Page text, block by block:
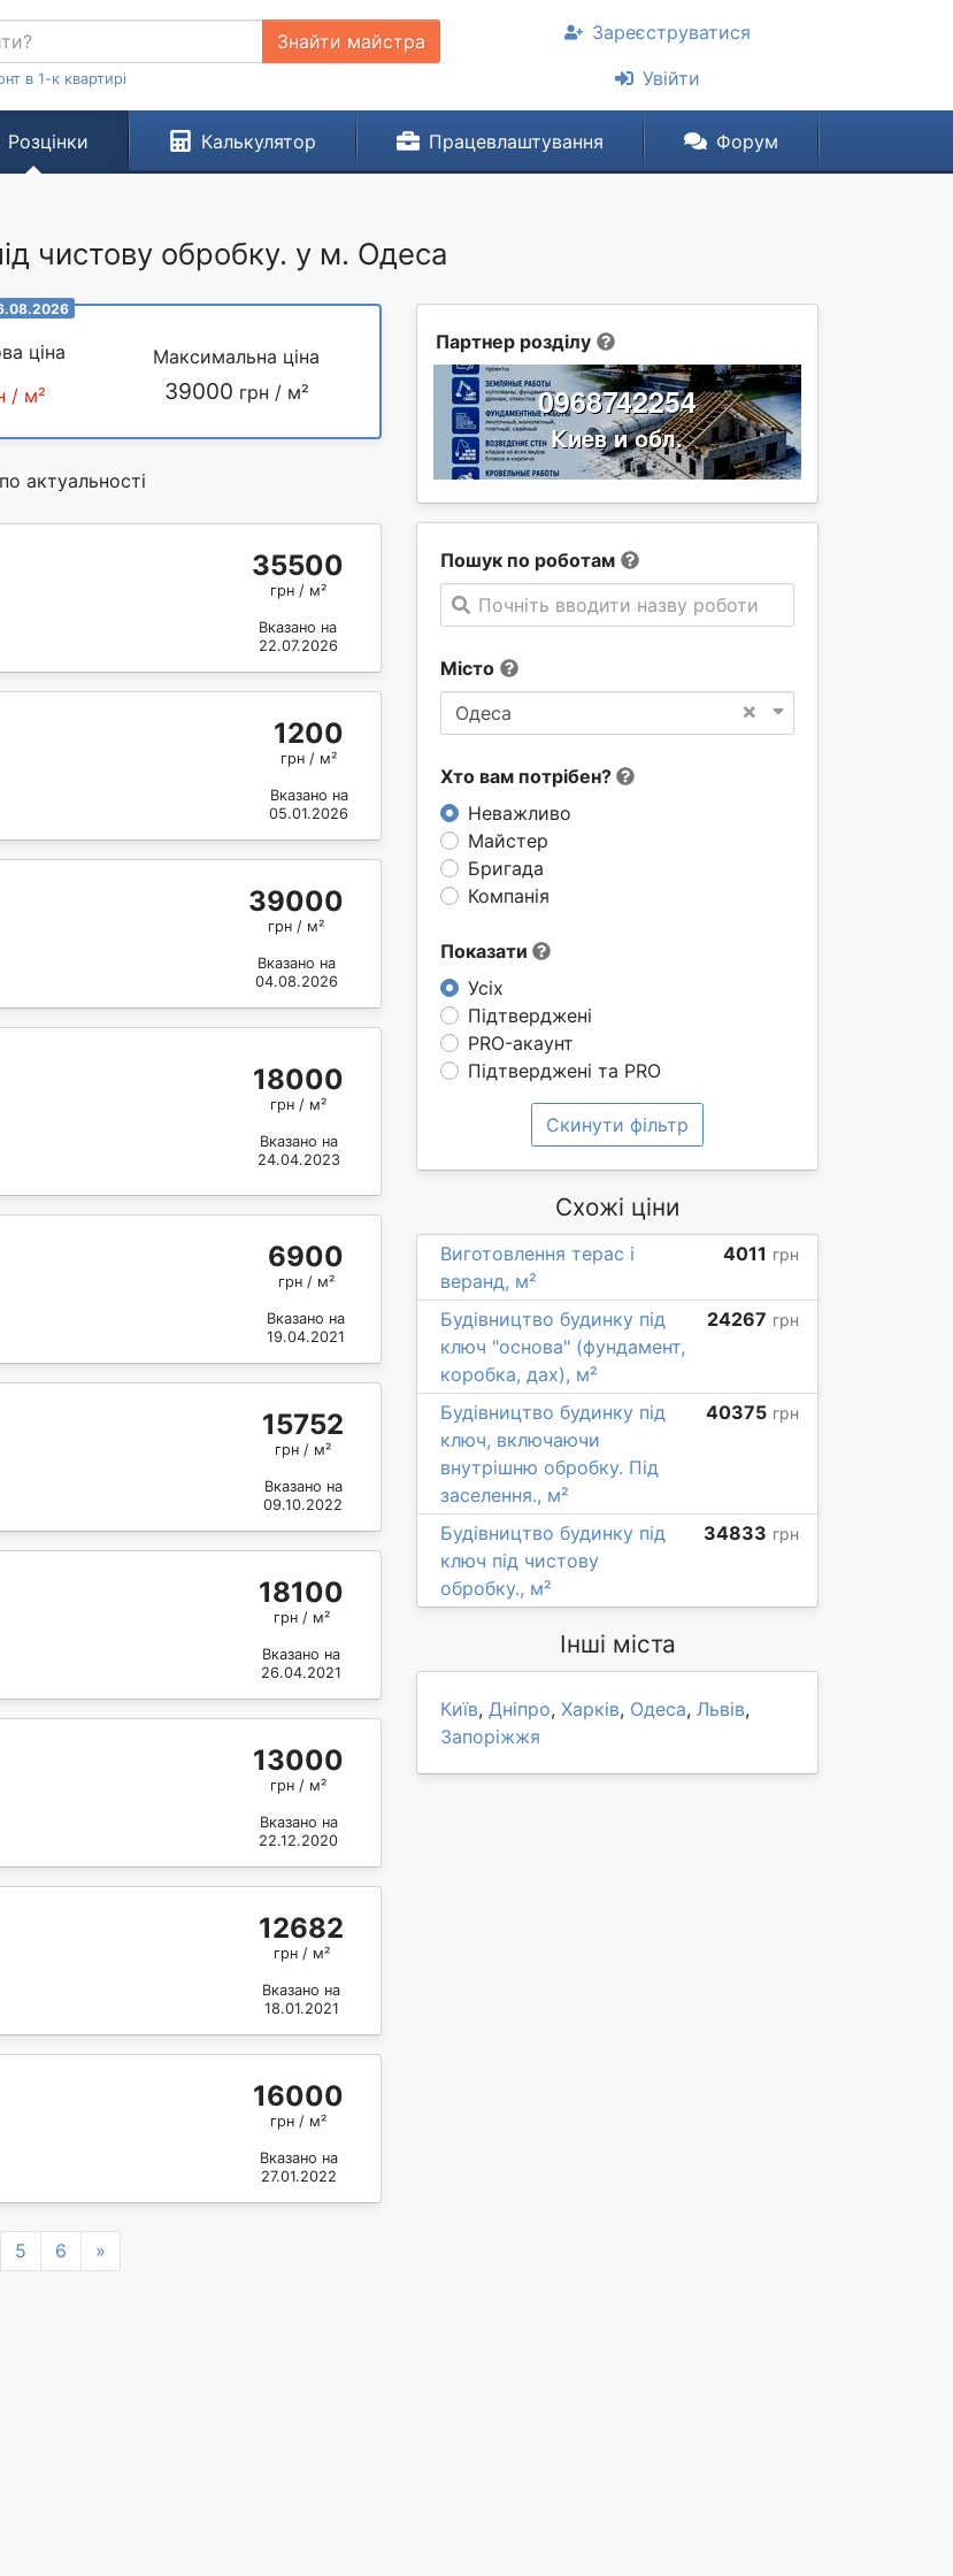
Знайти майстра
в 1-к квартирі
Зареєструватися
Увійти
Розцінки Калькулятор Працевлаштування Форум
чистову обробку. у м. Одеса
Партнер розділу
Пошук по роботам
Почніть вводити назву роботи
Місто
×
Одеса
Хто вам потрібен?
Неважливо
Майстер
Бригада
Компанія
Показати
Усіх
Підтверджені
PRO-акаунт
Підтверджені та PRO
Скинути фільтр
ціна
/ м²
Максимальна ціна
39000 грн / м²
по актуальності
35500
грн / м²
Вказано на
22.07.2026
1200
грн / м²
Вказано на
05.01.2026
39000
грн / м²
Вказано на
04.08.2026
18000
грн / м²
Вказано на
24.04.2023
6900
грн / м²
Вказано на
19.04.2021
15752
грн / м²
Вказано на
09.10.2022
18100
грн / м²
Вказано на
26.04.2021
13000
грн / м²
Вказано на
22.12.2020
12682
грн / м²
Вказано на
18.01.2021
16000
грн / м²
Вказано на
27.01.2022
5 6 »
Схожі ціни
Виготовлення терас і
веранд, м²
4011 грн
Будівництво будинку під
ключ "основа" (фундамент,
коробка, дах), м²
24267 грн
Будівництво будинку під
ключ, включаючи
внутрішню обробку. Під
заселення., м²
40375 грн
Будівництво будинку під
ключ під чистову
обробку., м²
34833 грн
Інші міста
Київ, Дніпро, Харків, Одеса, Львів,
Запоріжжя